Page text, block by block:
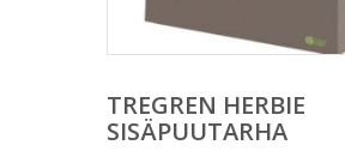
TREGREN HERBIE
SISÄPUUTARHA